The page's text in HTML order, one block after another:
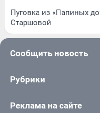
Пуговка из «Папиных
Старшовой
Сообщить новость
Рубрики
Реклама на сайте